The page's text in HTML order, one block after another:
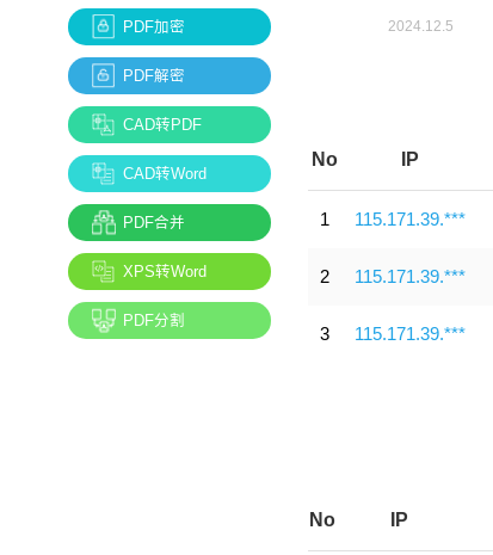
PDF加密
PDF解密
CAD转PDF
CAD转Word
PDF合并
XPS转Word
PDF分割
No IP
1 115.171.39.***
2 115.171.39.***
3 115.171.39.***
No IP